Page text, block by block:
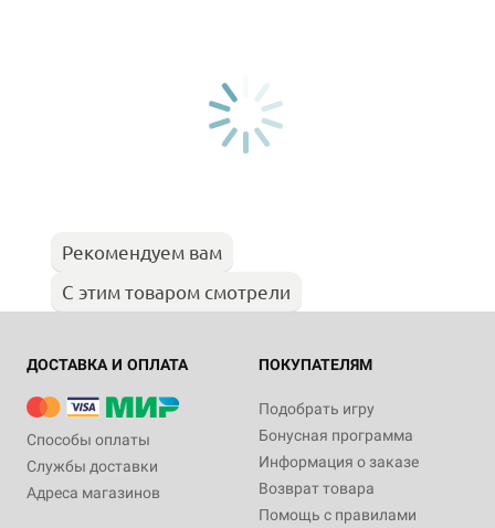
Рекомендуем вам
С этим товаром смотрели
ДОСТАВКА И ОПЛАТА
Способы оплаты
Службы доставки
Адреса магазинов
ПОКУПАТЕЛЯМ
Подобрать игру
Бонусная программа
Информация о заказе
Возврат товара
Помощь с правилами